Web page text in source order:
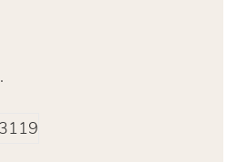
بغض النظر عن مقدار المسؤولية، عندما تتعب، اجلس على هذه الأريكة الكلاسيكية الناعمة والمرنة، واستمتع بحياتك.